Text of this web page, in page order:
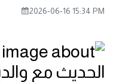
2026-06-16 15:34 PM